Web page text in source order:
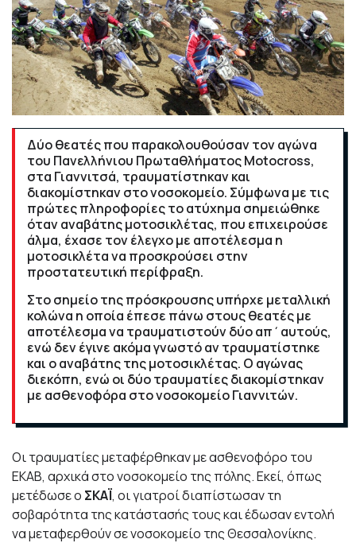
Δύο θεατές που παρακολουθούσαν τον αγώνα
του Πανελλήνιου Πρωταθλήματος Motocross,
στα Γιαννιτσά, τραυματίστηκαν και
διακομίστηκαν στο νοσοκομείο. Σύμφωνα με τις
πρώτες πληροφορίες το ατύχημα σημειώθηκε
όταν αναβάτης μοτοσικλέτας, που επιχειρούσε
άλμα, έχασε τον έλεγχο με αποτέλεσμα η
μοτοσικλέτα να προσκρούσει στην
προστατευτική περίφραξη.
Στο σημείο της πρόσκρουσης υπήρχε μεταλλική
κολώνα η οποία έπεσε πάνω στους θεατές με
αποτέλεσμα να τραυματιστούν δύο απ΄αυτούς,
ενώ δεν έγινε ακόμα γνωστό αν τραυματίστηκε
και ο αναβάτης της μοτοσικλέτας. Ο αγώνας
διεκόπη, ενώ οι δύο τραυματίες διακομίστηκαν
με ασθενοφόρα στο νοσοκομείο Γιαννιτών.
Οι τραυματίες μεταφέρθηκαν με ασθενοφόρο του
ΕΚΑΒ, αρχικά στο νοσοκομείο της πόλης. Εκεί, όπως
μετέδωσε ο ΣΚΑΪ, οι γιατροί διαπίστωσαν τη
σοβαρότητα της κατάστασής τους και έδωσαν εντολή
να μεταφερθούν σε νοσοκομείο της Θεσσαλονίκης.